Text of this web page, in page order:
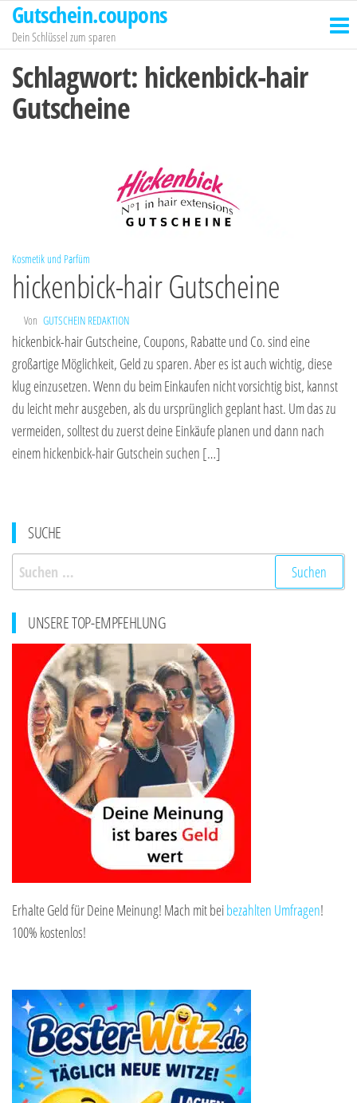
Zum
Inhalt
springen
Gutschein.coupons
Dein Schlüssel zum sparen
Schlagwort: hickenbick-hair
Gutscheine
Kosmetik und Parfüm
hickenbick-hair Gutscheine
Von GUTSCHEIN REDAKTION
hickenbick-hair Gutscheine, Coupons, Rabatte und Co. sind eine
großartige Möglichkeit, Geld zu sparen. Aber es ist auch wichtig, diese
klug einzusetzen. Wenn du beim Einkaufen nicht vorsichtig bist, kannst
du leicht mehr ausgeben, als du ursprünglich geplant hast. Um das zu
vermeiden, solltest du zuerst deine Einkäufe planen und dann nach
einem hickenbick-hair Gutschein suchen […]
SUCHE
Suchen
nach:
UNSERE TOP-EMPFEHLUNG
Erhalte Geld für Deine Meinung! Mach mit beibezahlten Umfragen!
100% kostenlos!